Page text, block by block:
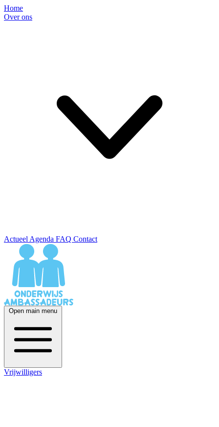
Home
Over ons
Actueel Agenda FAQ Contact
Open main menu
Vrijwilligers